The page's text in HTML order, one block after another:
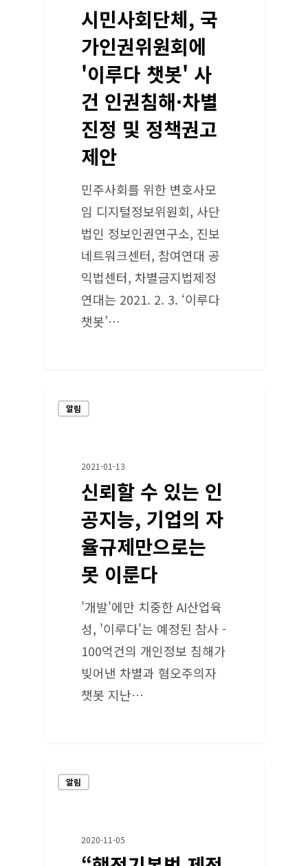
시민사회단체, 국
가인권위원회에
'이루다 챗봇' 사
건 인권침해·차별
진정 및 정책권고
제안
민주사회를 위한 변호사모
임 디지털정보위원회, 사단
법인 정보인권연구소, 진보
네트워크센터, 참여연대 공
익법센터, 차별금지법제정
연대는 2021. 2. 3. ‘이루다
챗봇’…
알림
2021-01-13
신뢰할 수 있는 인
공지능, 기업의 자
율규제만으로는
못 이룬다
'개발'에만 치중한 AI산업육
성, '이루다'는 예정된 참사 -
100억건의 개인정보 침해가
빚어낸 차별과 혐오주의자
챗봇 지난…
알림
2020-11-05